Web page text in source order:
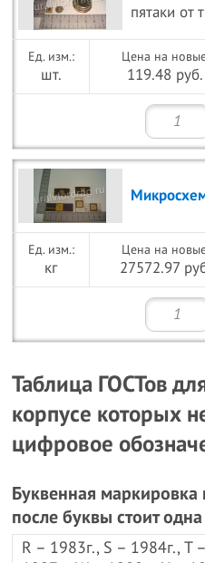
пятаки от
шт.
Цена на
119.48 руб.
кг
Цена на
27572.97
Таблица ГОСТов
корпусе которых
цифровое
Буквенная маркировка
после буквы стоит
R – 1983г., S – 1984г., T